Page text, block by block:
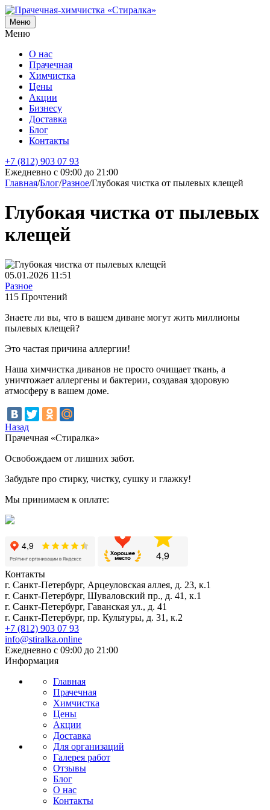
Меню
Меню
О нас
Прачечная
Химчистка
Цены
Акции
Бизнесу
Доставка
Блог
Контакты
+7 (812) 903 07 93
Ежедневно с 09:00 до 21:00
Главная/Блог/Разное/Глубокая чистка от пылевых клещей
Глубокая чистка от пылевых
клещей
05.01.2026 11:51
Разное
115 Прочтений
Знаете ли вы, что в вашем диване могут жить миллионы
пылевых клещей?
Это частая причина аллергии!
Наша химчистка диванов не просто очищает ткань, а
уничтожает аллергены и бактерии, создавая здоровую
атмосферу в вашем доме.
Назад
Прачечная «Стиралка»
Освобождаем от лишних забот.
Забудьте про стирку, чистку, сушку и глажку!
Мы принимаем к оплате:
Контакты
г. Санкт-Петербург, Арцеуловская аллея, д. 23, к.1
г. Санкт-Петербург, Шуваловский пр., д. 41, к.1
г. Санкт-Петербург, Гаванская ул., д. 41
г. Санкт-Петербург, пр. Культуры, д. 31, к.2
+7 (812) 903 07 93
info@stiralka.online
Ежедневно с 09:00 до 21:00
Информация
Главная
Прачечная
Химчистка
Цены
Акции
Доставка
Для организаций
Галерея работ
Отзывы
Блог
О нас
Контакты